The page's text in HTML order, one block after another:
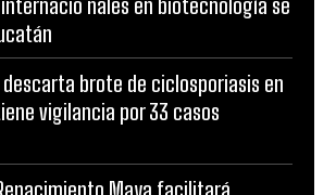
descarta brote de ciclosporiasis en
vigilancia por 33 casos
Maya facilitará